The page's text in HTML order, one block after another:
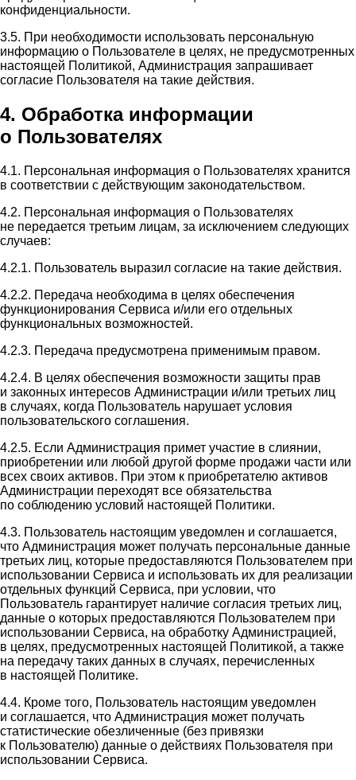
конфиденциальности.
3.5. При необходимости использовать персональную
информацию о Пользователе в целях, не предусмотренных
настоящей Политикой, Администрация запрашивает
согласие Пользователя на такие действия.
4. Обработка информации
о Пользователях
4.1. Персональная информация о Пользователях хранится
в соответствии с действующим законодательством.
4.2. Персональная информация о Пользователях
не передается третьим лицам, за исключением следующих
случаев:
4.2.1. Пользователь выразил согласие на такие действия.
4.2.2. Передача необходима в целях обеспечения
функционирования Сервиса и/или его отдельных
функциональных возможностей.
4.2.3. Передача предусмотрена применимым правом.
4.2.4. В целях обеспечения возможности защиты прав
и законных интересов Администрации и/или третьих лиц
в случаях, когда Пользователь нарушает условия
пользовательского соглашения.
4.2.5. Если Администрация примет участие в слиянии,
приобретении или любой другой форме продажи части или
всех своих активов. При этом к приобретателю активов
Администрации переходят все обязательства
по соблюдению условий настоящей Политики.
4.3. Пользователь настоящим уведомлен и соглашается,
что Администрация может получать персональные данные
третьих лиц, которые предоставляются Пользователем при
использовании Сервиса и использовать их для реализации
отдельных функций Сервиса, при условии, что
Пользователь гарантирует наличие согласия третьих лиц,
данные о которых предоставляются Пользователем при
использовании Сервиса, на обработку Администрацией,
в целях, предусмотренных настоящей Политикой, а также
на передачу таких данных в случаях, перечисленных
в настоящей Политике.
4.4. Кроме того, Пользователь настоящим уведомлен
и соглашается, что Администрация может получать
статистические обезличенные (без привязки
к Пользователю) данные о действиях Пользователя при
использовании Сервиса.